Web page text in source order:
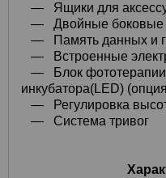
— Ящики для
— Двойные боковые
— Память данных и
— Встроенные
— Блок фототерапии
инкубатора(LED)
— Регулировка
— Система тривог